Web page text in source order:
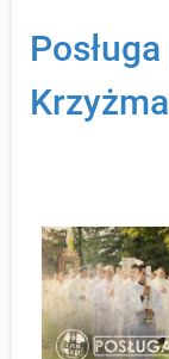
Krzyżma